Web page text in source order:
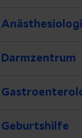
Darmzentrum
Geburtshilfe